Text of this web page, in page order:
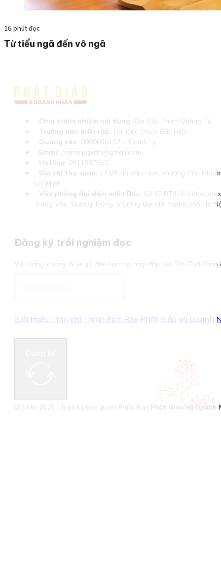
16 phút đọc
Từ tiểu ngã đến vô ngã
Chịu trách nhiệm nội dung: Đại Đức Thích Quảng Tú
Trưởng ban biên tập: Đại Đức Thích Đức Hiển
Quảng cáo: 0989030102 - Khánh Ly
Email: online.pgvdn@gmail.com
Hotline: 0911997552
Địa chỉ tòa soạn: 133/8 Hồ Văn Huê, phường Phú
Chí Minh
Văn phòng đại diện miền Bắc: Số 32 BT4-3,
Trung Văn, Đường Trung, phường Đại Mỗ, thành phố Hà
Đăng ký trải nghiệm đọc
Mỗi tháng, chúng tôi sẽ gửi đến bạn mọi nhịp đập của Báo Phật Giáo
Giới thiệu - tôn chỉ - mục đích Báo Phật Giáo và Doanh
©2006-2025 - Toàn bộ bản quyền thuộc Báo Phật Giáo và Doanh